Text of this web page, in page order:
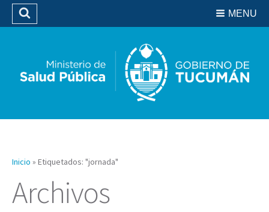
Biblioteca
MENU
Buscar
Inicio » Etiquetados: "jornada"
Archivos